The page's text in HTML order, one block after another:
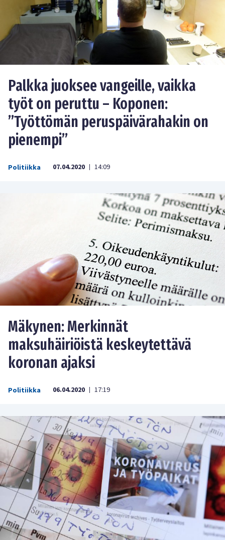
Palkka juoksee vangeille, vaikka
työt on peruttu – Koponen:
”Työttömän peruspäivärahakin on
pienempi”
Politiikka 07.04.2020 | 14:09
Mäkynen: Merkinnät
maksuhäiriöistä keskeytettävä
koronan ajaksi
Politiikka 06.04.2020 | 17:19